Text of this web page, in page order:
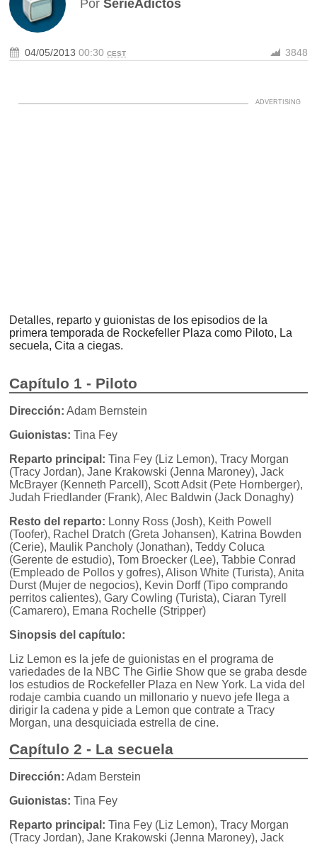
PorSerieAdictos
04/05/2013 00:30CEST 3848
Detalles, reparto y guionistas de los episodios de la
primera temporada de Rockefeller Plaza como Piloto, La
secuela, Cita a ciegas.
Capítulo 1 - Piloto
Dirección: Adam Bernstein
Guionistas: Tina Fey
Reparto principal: Tina Fey (Liz Lemon), Tracy Morgan
(Tracy Jordan), Jane Krakowski (Jenna Maroney), Jack
McBrayer (Kenneth Parcell), Scott Adsit (Pete Hornberger),
Judah Friedlander (Frank), Alec Baldwin (Jack Donaghy)
Resto del reparto: Lonny Ross (Josh), Keith Powell
(Toofer), Rachel Dratch (Greta Johansen), Katrina Bowden
(Cerie), Maulik Pancholy (Jonathan), Teddy Coluca
(Gerente de estudio), Tom Broecker (Lee), Tabbie Conrad
(Empleado de Pollos y gofres), Alison White (Turista), Anita
Durst (Mujer de negocios), Kevin Dorff (Tipo comprando
perritos calientes), Gary Cowling (Turista), Ciaran Tyrell
(Camarero), Emana Rochelle (Stripper)
Sinopsis del capítulo:
Liz Lemon es la jefe de guionistas en el programa de
variedades de la NBC The Girlie Show que se graba desde
los estudios de Rockefeller Plaza en New York. La vida del
rodaje cambia cuando un millonario y nuevo jefe llega a
dirigir la cadena y pide a Lemon que contrate a Tracy
Morgan, una desquiciada estrella de cine.
Capítulo 2 - La secuela
Dirección: Adam Berstein
Guionistas: Tina Fey
Reparto principal: Tina Fey (Liz Lemon), Tracy Morgan
(Tracy Jordan), Jane Krakowski (Jenna Maroney), Jack